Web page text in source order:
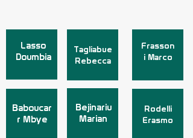
Lasso
Doumbia
Tagliabue
Rebecca
Baboucar
r Mbye
Bejinariu
Marian
Frasson
i Marco
Rodelli
Erasmo